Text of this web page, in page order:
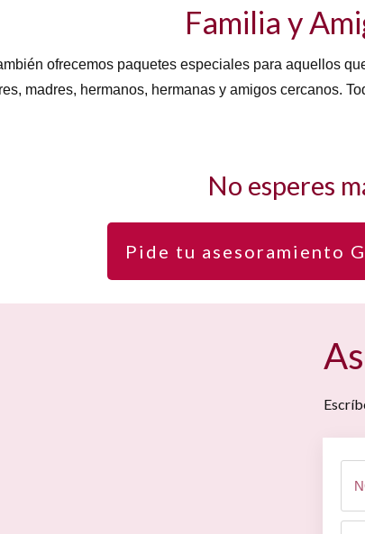
Familia y
ofrecemos paquetes especiales para aquellos
madres, hermanos, hermanas y amigos cercanos.
No esperes
Pide tu asesoramiento